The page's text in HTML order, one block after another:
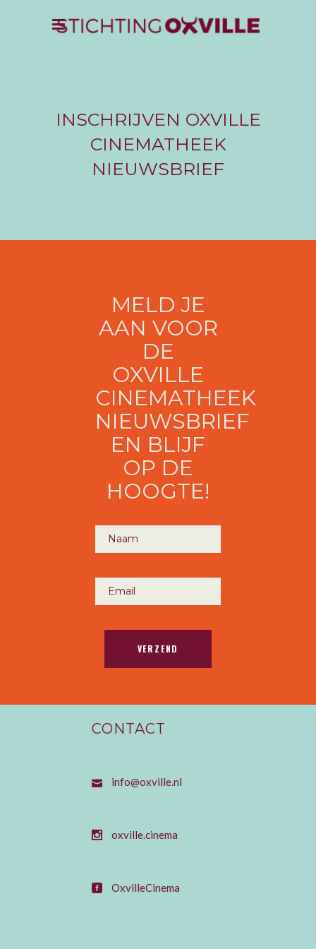
INSCHRIJVEN OXVILLE
CINEMATHEEK
NIEUWSBRIEF
MELD JE
AAN VOOR
DE
OXVILLE
CINEMATHEEK
NIEUWSBRIEF
EN BLIJF
OP DE
HOOGTE!
CONTACT
info@oxville.nl
oxville.cinema
OxvilleCinema